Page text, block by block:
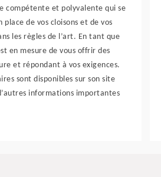
compétente et polyvalente qui se
place de vos cloisons et de vos
les règles de l’art. En tant que
en mesure de vous offrir des
et répondant à vos exigences.
sont disponibles sur son site
informations importantes